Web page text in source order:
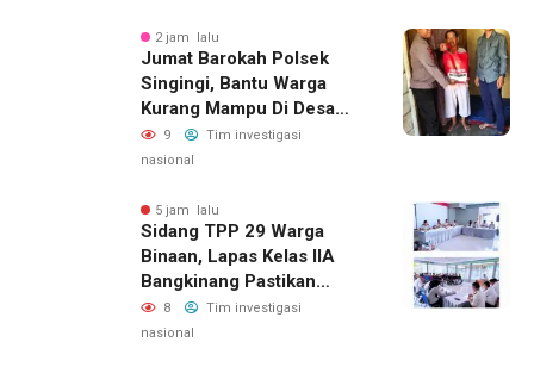
2 jam lalu
Jumat Barokah Polsek
Singingi, Bantu Warga
Kurang Mampu Di Desa
Sungai Kuning
9
Tim investigasi
nasional
5 jam lalu
Sidang TPP 29 Warga
Binaan, Lapas Kelas IIA
Bangkinang Pastikan
Layanan Integrasi Gratis
Dan Transparan
8
Tim investigasi
nasional